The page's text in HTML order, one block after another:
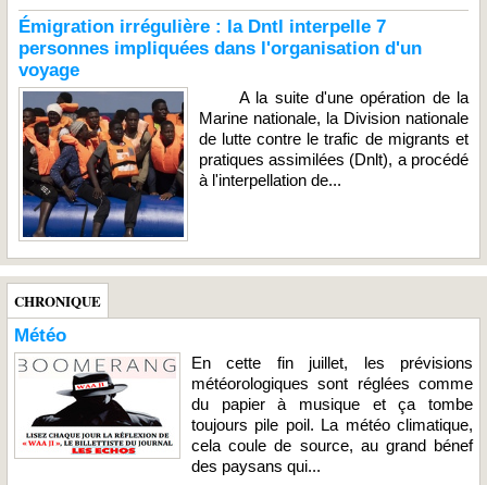
Émigration irrégulière : la Dntl interpelle 7
personnes impliquées dans l'organisation d'un
voyage
A la suite d'une opération de la
Marine nationale, la Division nationale
de lutte contre le trafic de migrants et
pratiques assimilées (Dnlt), a procédé
à l'interpellation de...
CHRONIQUE
Météo
En cette fin juillet, les prévisions
météorologiques sont réglées comme
du papier à musique et ça tombe
toujours pile poil. La météo climatique,
cela coule de source, au grand bénef
des paysans qui...